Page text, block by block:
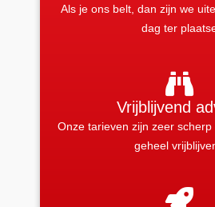
Als je ons belt, dan zijn we
dag ter
Vrijblijvend
Onze tarieven zijn zeer
geheel